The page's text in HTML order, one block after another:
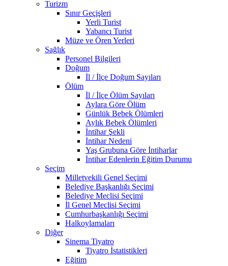
Turizm
Sınır Geçişleri
Yerli Turist
Yabancı Turist
Müze ve Ören Yerleri
Sağlık
Personel Bilgileri
Doğum
İl / İlçe Doğum Sayıları
Ölüm
İl / İlçe Ölüm Sayıları
Aylara Göre Ölüm
Günlük Bebek Ölümleri
Aylık Bebek Ölümleri
İntihar Şekli
İntihar Nedeni
Yaş Grubuna Göre İntiharlar
İntihar Edenlerin Eğitim Durumu
Seçim
Milletvekili Genel Seçimi
Belediye Başkanlığı Seçimi
Belediye Meclisi Seçimi
İl Genel Meclisi Seçimi
Cumhurbaşkanlığı Seçimi
Halkoylamaları
Diğer
Sinema Tiyatro
Tiyatro İstatistikleri
Eğitim